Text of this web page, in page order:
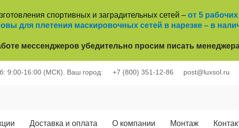
спортивных и заградительных сетей – от 5
для плетения маскировочных сетей в нарезке – в
мессенджеров убедительно просим писать
9:00-16:00 (МСК). Ваш город: +7 (800) 351-12-86 post@luxsol.ru
Доставка и оплата О компании Монтаж